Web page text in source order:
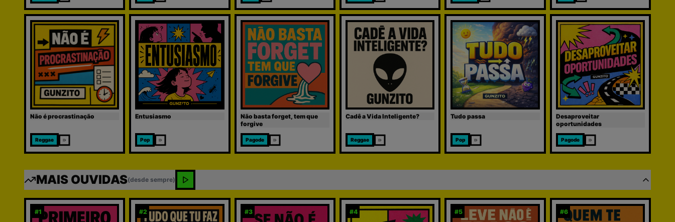
Não é procrastinação
Reggae
Entusiasmo
Pop
Não basta forget, tem que
forgive
Pagode
Cadê a Vida Inteligente?
Reggae
Tudo passa
Pop
Desaproveitar
oportunidades
Pagode
MAIS OUVIDAS(desde sempre)
#1 #2 #3 #4 #5 #6